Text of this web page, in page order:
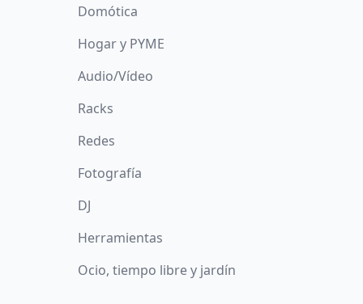
Domótica
Hogar y PYME
Audio/Vídeo
Racks
Redes
Fotografía
DJ
Herramientas
Ocio, tiempo libre y jardín